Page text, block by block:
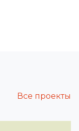
Все проекты